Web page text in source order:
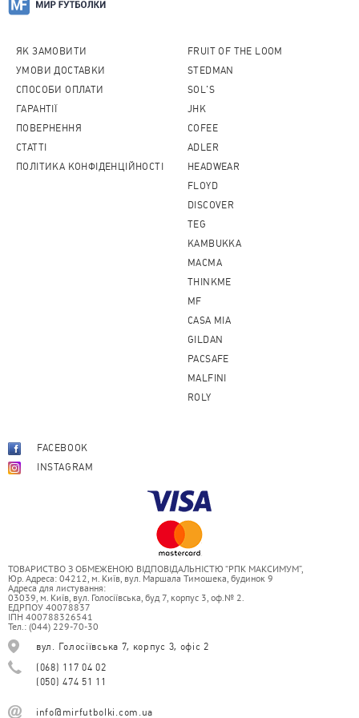
ЯК ЗАМОВИТИ
УМОВИ ДОСТАВКИ
СПОСОБИ ОПЛАТИ
ГАРАНТІЇ
ПОВЕРНЕННЯ
CТАТТІ
ПОЛІТИКА КОНФІДЕНЦІЙНОСТІ
FRUIT OF THE LOOM
STEDMAN
SOL'S
JHK
COFEE
ADLER
HEADWEAR
FLOYD
DISCOVER
TEG
KAMBUKKA
MACMA
THINKME
MF
CASA MIA
GILDAN
PACSAFE
MALFINI
ROLY
FACEBOOK
INSTAGRAM
ТОВАРИСТВО З ОБМЕЖЕНОЮ ВІДПОВІДАЛЬНІСТЮ “РПК МАКСИМУМ”,
Юр. Адреса: 04212, м. Київ, вул. Маршала Тимошека, будинок 9
Адреса для листування:
03039, м. Київ, вул. Голосіївська, буд 7, корпус 3, оф.№ 2.
ЕДРПОУ 40078837
ІПН 400788326541
Тел.: (044) 229-70-30
вул. Голосіївська 7, корпус 3, офіс 2
(068) 117 04 02
(050) 474 51 11
info@mirfutbolki.com.ua